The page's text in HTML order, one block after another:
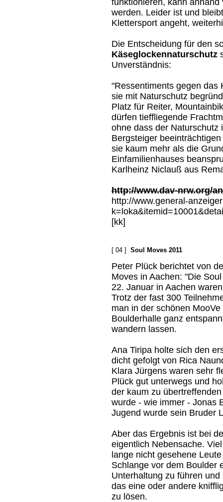
funktionieren, kann
werden. Leider ist und
Klettersport angeht,
Die Entscheidung für den
Käseglockennaturschutz
Unverständnis:
"Ressentiments gegen das
sie mit Naturschutz
Platz für Reiter,
dürfen tieffliegende
ohne dass der Naturschutz
Bergsteiger
sie kaum mehr als die
Einfamilienhauses
Karlheinz Niclauß aus
http://www.dav-nrw.org/
http://www.general-
[kk]
[ 04 ] Soul Moves 2011
Peter Plück berichtet von
Moves in Aachen: "Die
22. Januar in Aachen
Trotz der fast 300
man in der schönen MooVe
Boulderhalle ganz
wandern lassen.
Ana Tiripa holte sich den
dicht gefolgt von Rica
Klara Jürgens waren sehr
Plück gut unterwegs und
der kaum zu
wurde - wie immer - Jonas
Jugend wurde sein Bruder
Aber das Ergebnis ist bei
eigentlich Nebensache.
lange nicht gesehene
Schlange vor dem Boulder
Unterhaltung zu führen
das eine oder andere
zu lösen.